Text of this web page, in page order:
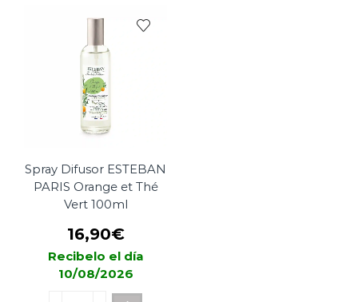
Spray Difusor ESTEBAN
PARIS Orange et Thé
Vert 100ml
16,90€
Recibelo el día
10/08/2026